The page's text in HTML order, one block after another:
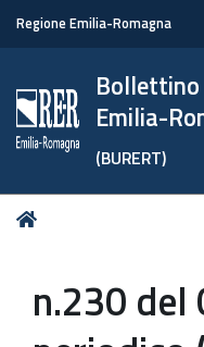
Regione Emilia-Romagna
Emilia-
(BURERT)
Tu
n.230 del